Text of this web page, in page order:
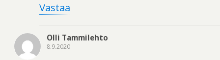
Vastaa
Olli Tammilehto
8.9.2020